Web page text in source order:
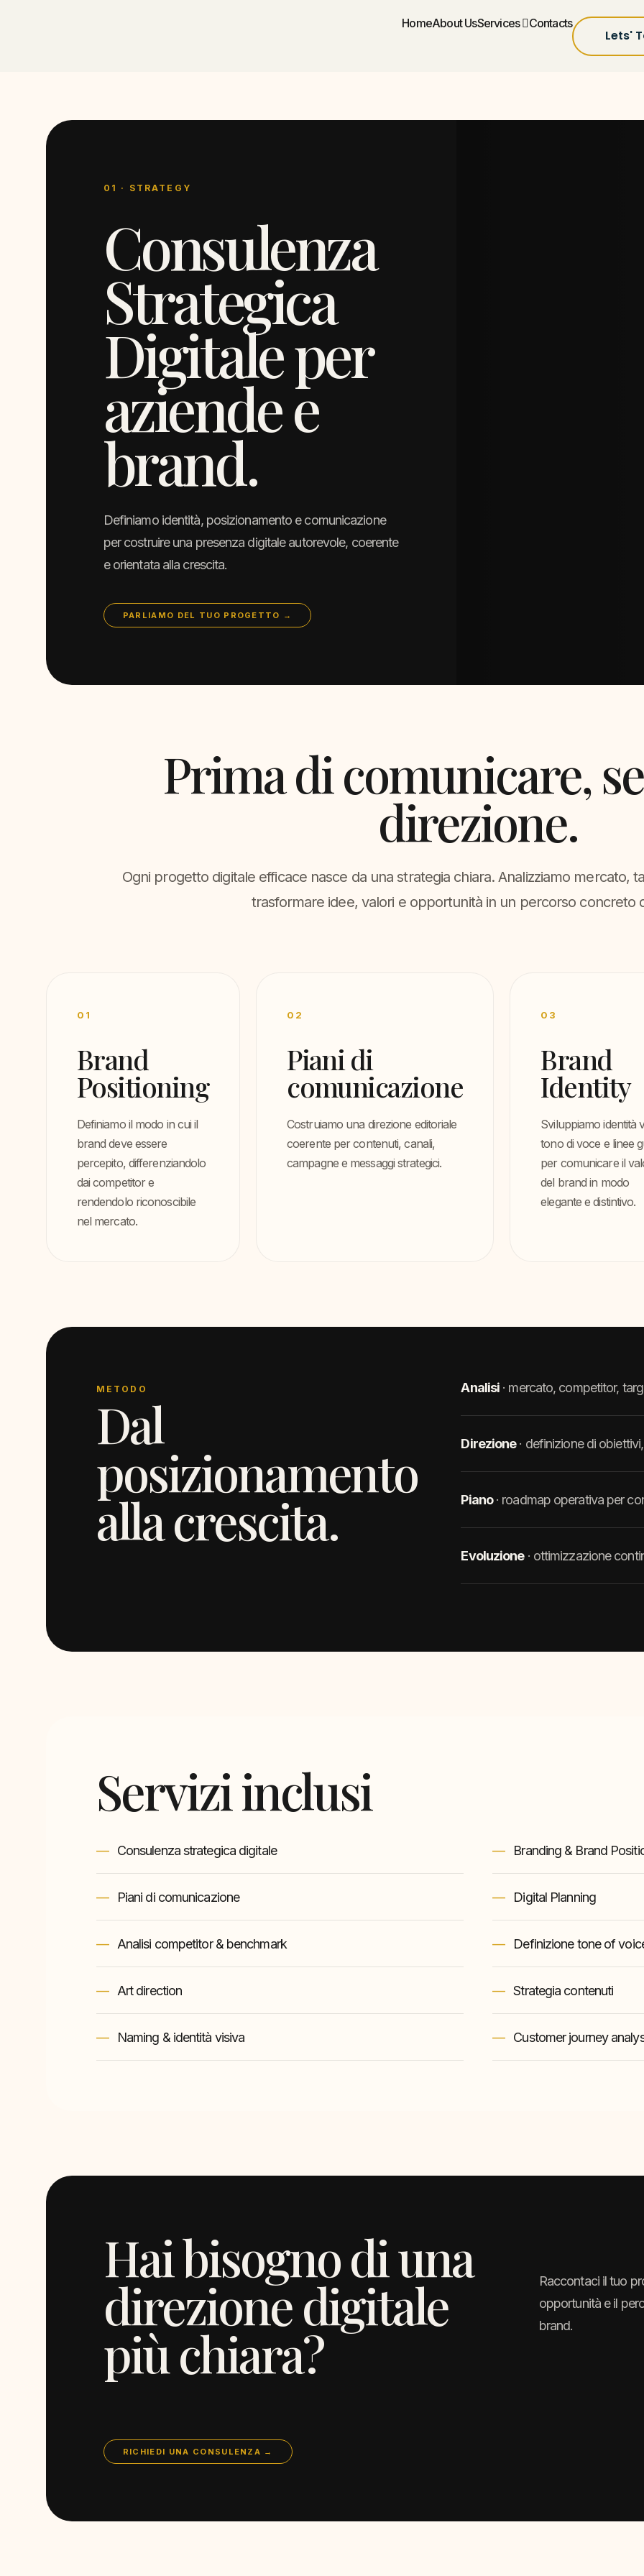
HomeAbout UsServices Contacts
Lets'
01 · STRATEGY
Consulenza
Strategica
Digitale per
aziende e
brand.
Definiamo identità, posizionamento e comunicazione
per costruire una presenza digitale autorevole, coerente
e orientata alla crescita.
PARLIAMO DEL TUO PROGETTO →
Prima di comunicare,
direzione.
Ogni progetto digitale efficace nasce da una strategia chiara. Analizziamo mercato,
trasformare idee, valori e opportunità in un percorso concreto
01
Brand
Positioning
Definiamo il modo in cui il
brand deve essere
percepito, differenziandolo
dai competitor e
rendendolo riconoscibile
nel mercato.
02
Piani di
comunicazione
Costruiamo una direzione editoriale
coerente per contenuti, canali,
campagne e messaggi strategici.
03
Brand
Identity
Sviluppiamo identità
tono di voce e linee
per comunicare il
del brand in modo
elegante e distintivo.
METODO
Dal
posizionamento
alla crescita.
Analisi · mercato, competitor,
Direzione· definizione di
Piano· roadmap operativa per
Evoluzione· ottimizzazione
Servizi inclusi
Consulenza strategica digitale Branding & Brand
Piani di comunicazione Digital Planning
Analisi competitor & benchmark Definizione tone of
Art direction Strategia contenuti
Naming & identità visiva Customer journey
Hai bisogno di una
direzione digitale
più chiara?
Raccontaci il tuo
opportunità e il
brand.
RICHIEDI UNA CONSULENZA →